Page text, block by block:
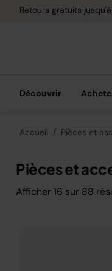
Retours gratuits
Découvrir
Accueil Pièces et
Pièces et
Afficher 16 sur 88